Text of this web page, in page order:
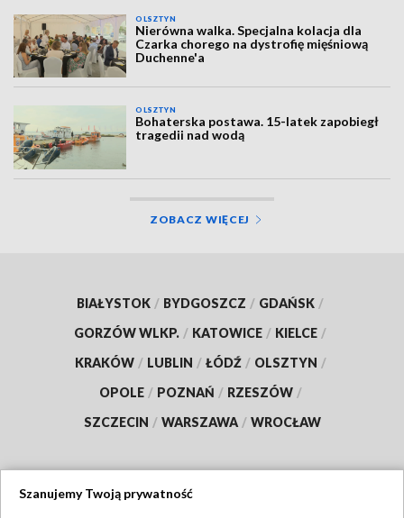
OLSZTYN
Nierówna walka. Specjalna kolacja dla
Czarka chorego na dystrofię mięśniową
Duchenne'a
OLSZTYN
Bohaterska postawa. 15-latek zapobiegł
tragedii nad wodą
ZOBACZ WIĘCEJ
BIAŁYSTOK / BYDGOSZCZ / GDAŃSK /
GORZÓW WLKP. / KATOWICE / KIELCE /
KRAKÓW / LUBLIN / ŁÓDŹ / OLSZTYN /
OPOLE / POZNAŃ / RZESZÓW /
SZCZECIN / WARSZAWA / WROCŁAW
Szanujemy Twoją prywatność